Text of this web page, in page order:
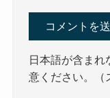
日本語が含まれ
意ください。（